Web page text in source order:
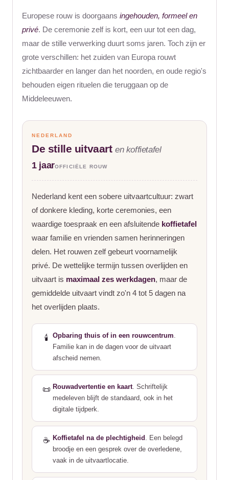
Europese rouw is doorgaans ingehouden, formeel en
privé. De ceremonie zelf is kort, een uur tot een dag,
maar de stille verwerking duurt soms jaren. Toch zijn er
grote verschillen: het zuiden van Europa rouwt
zichtbaarder en langer dan het noorden, en oude regio's
behouden eigen rituelen die teruggaan op de
Middeleeuwen.
NEDERLAND
De stille uitvaarten koffietafel
1 jaarOFFICIËLE ROUW
Nederland kent een sobere uitvaartcultuur: zwart
of donkere kleding, korte ceremonies, een
waardige toespraak en een afsluitende koffietafel
waar familie en vrienden samen herinneringen
delen. Het rouwen zelf gebeurt voornamelijk
privé. De wettelijke termijn tussen overlijden en
uitvaart is maximaal zes werkdagen, maar de
gemiddelde uitvaart vindt zo'n 4 tot 5 dagen na
het overlijden plaats.
🕯️ Opbaring thuis of in een rouwcentrum
Familie kan in de dagen voor de uitvaart
afscheid nemen.
📜 Rouwadvertentie en kaart . Schriftelijk
medeleven blijft de standaard, ook in het
digitale tijdperk.
☕ Koffietafel na de plechtigheid
. Een belegd
broodje en een gesprek over de overledene,
vaak in de uitvaartlocatie.